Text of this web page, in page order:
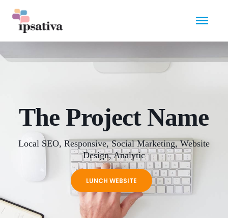
The Project Name
Local SEO, Responsive, Social Marketing, Website
Design, Analytic
LUNCH WEBSITE